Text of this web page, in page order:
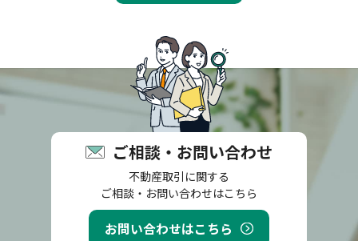
ご相談・お問い合わせ
不動産取引に関する
ご相談・お問い合わせはこちら
お問い合わせはこちら